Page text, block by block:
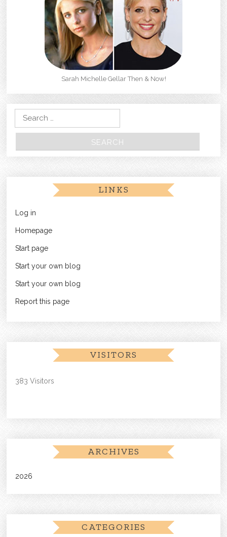
Sarah Michelle Gellar Then & Now!
Search for:
LINKS
Log in
Homepage
Start page
Start your own blog
Start your own blog
Report this page
VISITORS
383 Visitors
ARCHIVES
2026
CATEGORIES